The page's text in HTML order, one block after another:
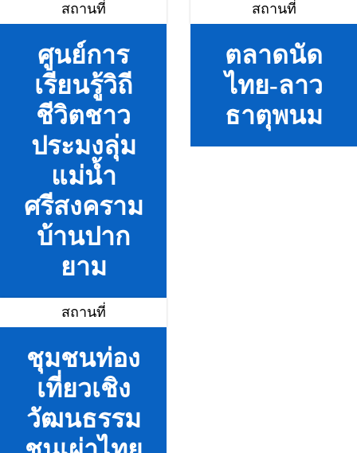
สถานที่
ศูนย์การ
เรียนรู้วิถี
ชีวิตชาว
ประมงลุ่ม
แม่น้ำ
ศรีสงคราม
บ้านปาก
ยาม
สถานที่
ตลาดนัด
ไทย-ลาว
ธาตุพนม
สถานที่
ชุมชนท่อง
เที่ยวเชิง
วัฒนธรรม